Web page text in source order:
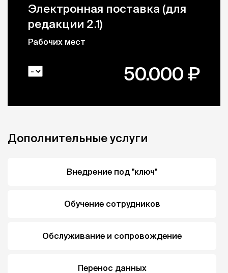
Электронная поставка (для
редакции 2.1)
Рабочих мест
50.000 ₽
Дополнительные услуги
Внедрение под "ключ"
Обучение сотрудников
Обслуживание и сопровождение
Перенос данных